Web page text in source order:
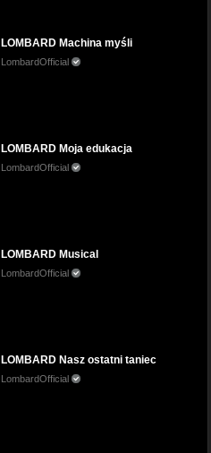
LOMBARD Machina myśli
LombardOfficial
LOMBARD Moja edukacja
LombardOfficial
LOMBARD Musical
LombardOfficial
LOMBARD Nasz ostatni taniec
LombardOfficial